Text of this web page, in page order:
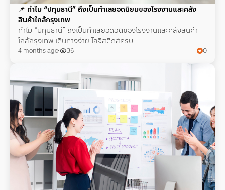
📌 ทำไม “ปทุมธานี” ถึงเป็นทำเลยอดนิยมของโรงงานและคลัง
สินค้าใกล้กรุงเทพ
ทำไม “ปทุมธานี” ถึงเป็นทำเลยอดฮิตของโรงงานและคลังสินค้า
ใกล้กรุงเทพ เดินทางง่าย โลจิสติกส์ครบ
4 months ago 36 0